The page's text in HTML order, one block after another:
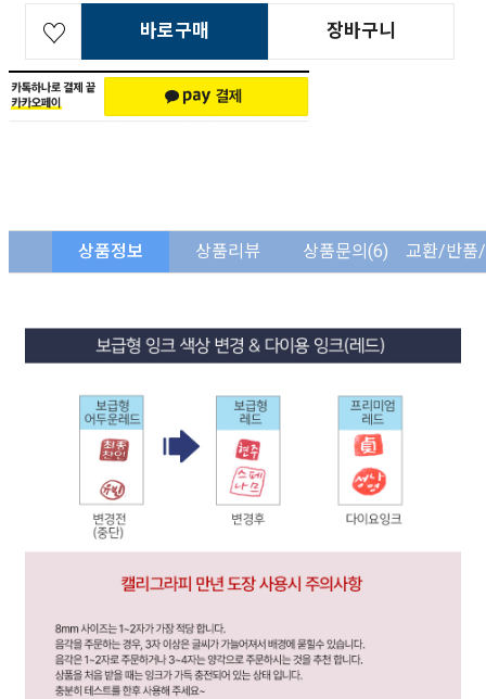
바로구매 장바구니
상품정보 상품리뷰 상품문의(6) 교환/반품